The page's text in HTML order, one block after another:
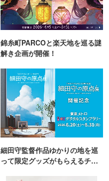
錦糸町PARCOと楽天地を巡る謎
解き企画が開催！
細田守監督作品ゆかりの地を巡
って限定グッズがもらえるチャ